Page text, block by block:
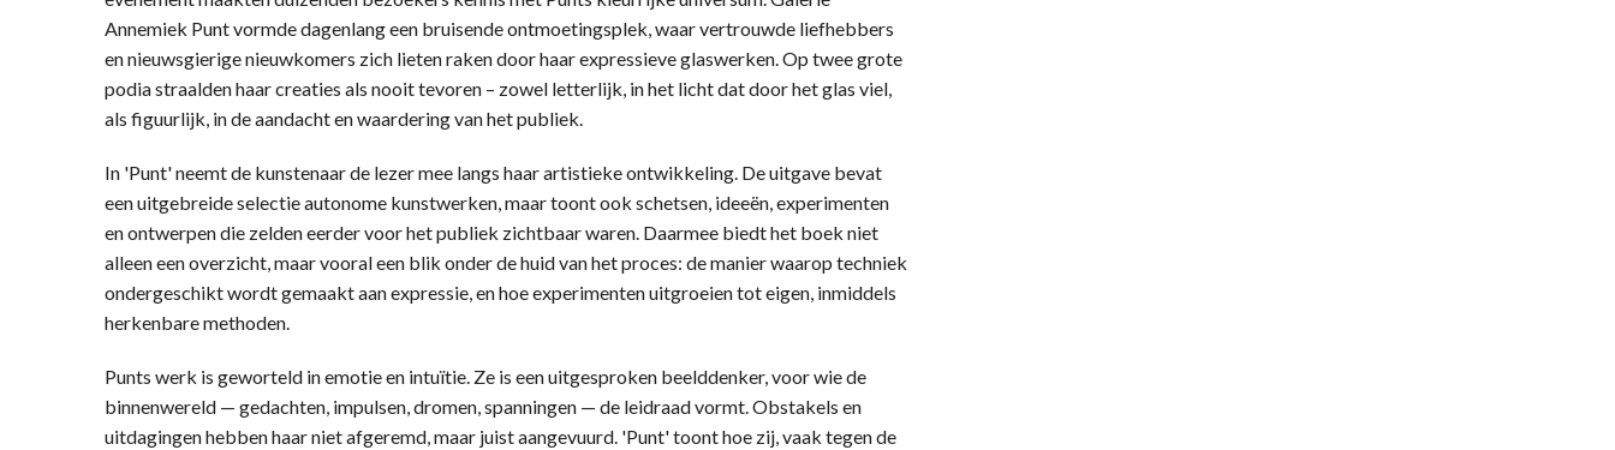
Annemiek Punt vormde dagenlang een bruisende ontmoetingsplek, waar vertrouwde liefhebbers
en nieuwsgierige nieuwkomers zich lieten raken door haar expressieve glaswerken. Op twee grote
podia straalden haar creaties als nooit tevoren – zowel letterlijk, in het licht dat door het glas viel,
als figuurlijk, in de aandacht en waardering van het publiek.
In 'Punt' neemt de kunstenaar de lezer mee langs haar artistieke ontwikkeling. De uitgave bevat
een uitgebreide selectie autonome kunstwerken, maar toont ook schetsen, ideeën, experimenten
en ontwerpen die zelden eerder voor het publiek zichtbaar waren. Daarmee biedt het boek niet
alleen een overzicht, maar vooral een blik onder de huid van het proces: de manier waarop techniek
ondergeschikt wordt gemaakt aan expressie, en hoe experimenten uitgroeien tot eigen, inmiddels
herkenbare methoden.
Punts werk is geworteld in emotie en intuïtie. Ze is een uitgesproken beelddenker, voor wie de
binnenwereld — gedachten, impulsen, dromen, spanningen — de leidraad vormt. Obstakels en
uitdagingen hebben haar niet afgeremd, maar juist aangevuurd. 'Punt' toont hoe zij, vaak tegen de